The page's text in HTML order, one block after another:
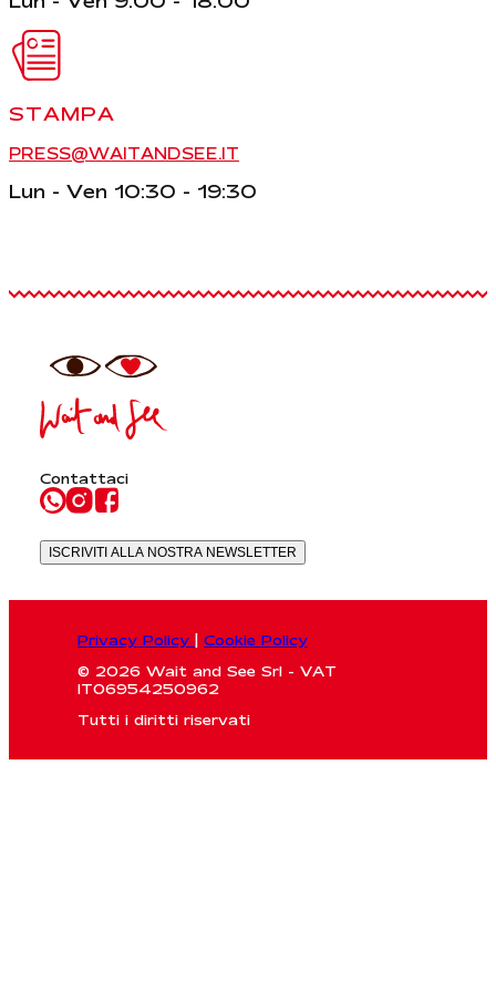
STAMPA
PRESS@WAITANDSEE.IT
Lun - Ven 10:30 - 19:30
Contattaci
ISCRIVITI ALLA NOSTRA NEWSLETTER
Privacy Policy
Cookie Policy
© 2026 Wait and See Srl - VAT
IT06954250962
Tutti i diritti riservati